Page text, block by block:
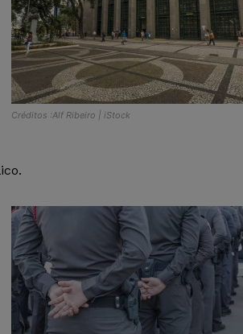
Créditos :Alf Ribeiro | iStock